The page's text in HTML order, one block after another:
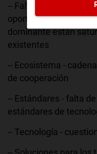
-- Falta de contextos
oportunidades nicho
dominante están
existentes
-- Ecosistema -
de cooperación
-- Estándares - falta
estándares de
-- Tecnología -